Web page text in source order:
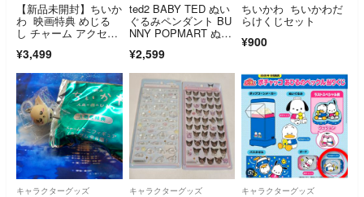
【新品未開封】ちいか
わ 映画特典 めじる
し チャーム アクセサ
司 お皿 全員集合
¥3,499
ted2 BABY TED ぬい
ぐるみペンダント BU
NNY POPMART ぬい
¥2,599
ちいかわ ちいかわだ
らけくじセット
¥900
キャラクターグッズ キャラクターグッズ キャラクターグッズ